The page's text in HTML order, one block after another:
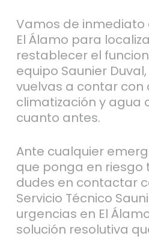
Vamos de inmediato
El Álamo para
restablecer el
equipo Saunier
vuelvas a contar con
climatización y agua
cuanto antes.
Ante cualquier
que ponga en riesgo
dudes en contactar
Servicio Técnico
urgencias en El
solución resolutiva